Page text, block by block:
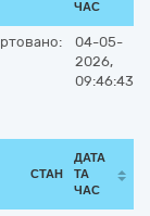
ЧАС
04-05-
2026,
09:46:43
СТАН
ДАТА
ТА
ЧАС